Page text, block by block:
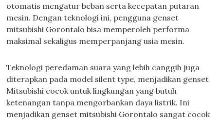
otomatis mengatur beban serta kecepatan putaran
mesin. Dengan teknologi ini, pengguna genset
mitsubishi Gorontalo bisa memperoleh performa
maksimal sekaligus memperpanjang usia mesin.
Teknologi peredaman suara yang lebih canggih juga
diterapkan pada model silent type, menjadikan genset
Mitsubishi cocok untuk lingkungan yang butuh
ketenangan tanpa mengorbankan daya listrik. Ini
menjadikan genset mitsubishi Gorontalo sangat cocok